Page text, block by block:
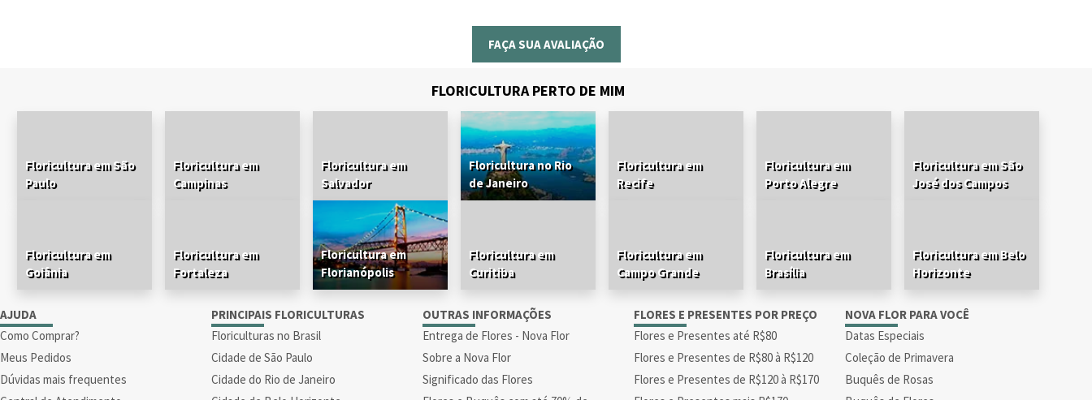
FAÇA SUA AVALIAÇÃO
FLORICULTURA PERTO DE MIM
Floricultura em São
Paulo
Floricultura em
Campinas
Floricultura em
Salvador
Floricultura no Rio
de Janeiro
Floricultura em
Recife
Floricultura em
Porto Alegre
Floricultura em São
José dos Campos
Floricultura em
Goiânia
Floricultura em
Fortaleza
Floricultura em
Florianópolis
Floricultura em
Curitiba
Floricultura em
Campo Grande
Floricultura em
Brasília
Floricultura em Belo
Horizonte
AJUDA
Como Comprar?
Meus Pedidos
Dúvidas mais frequentes
PRINCIPAIS FLORICULTURAS
Floriculturas no Brasil
Cidade de São Paulo
Cidade do Rio de Janeiro
OUTRAS INFORMAÇÕES
Entrega de Flores - Nova Flor
Sobre a Nova Flor
Significado das Flores
FLORES E PRESENTES POR PREÇO
Flores e Presentes até R$80
Flores e Presentes de R$80 à R$120
Flores e Presentes de R$120 à R$170
NOVA FLOR PARA VOCÊ
Datas Especiais
Coleção de Primavera
Buquês de Rosas